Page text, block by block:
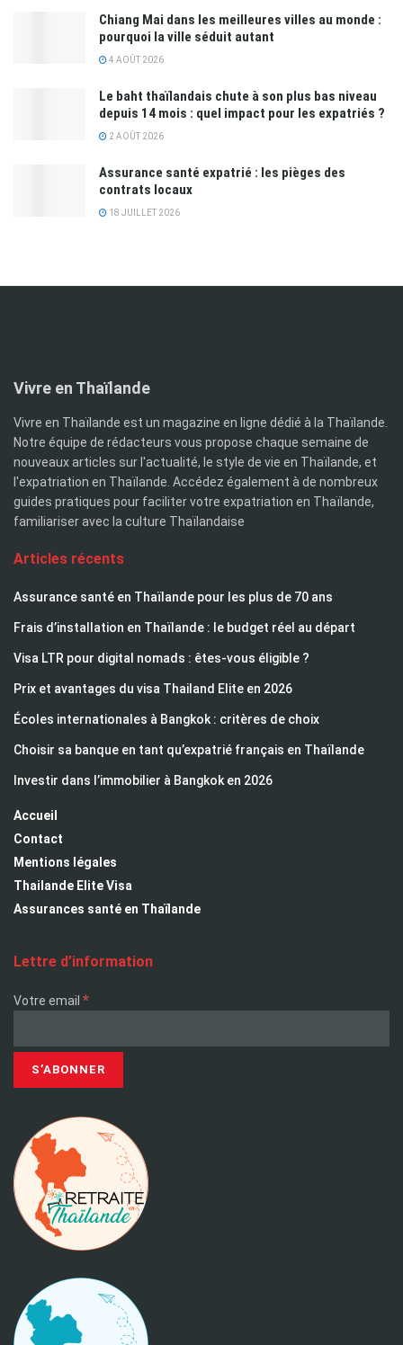
Chiang Mai dans les meilleures villes au monde :
pourquoi la ville séduit autant
4 AOÛT 2026
Le baht thaïlandais chute à son plus bas niveau
depuis 14 mois : quel impact pour les expatriés ?
2 AOÛT 2026
Assurance santé expatrié : les pièges des
contrats locaux
18 JUILLET 2026
Vivre en Thaïlande
Vivre en Thaïlande est un magazine en ligne dédié à la Thaïlande.
Notre équipe de rédacteurs vous propose chaque semaine de
nouveaux articles sur l'actualité, le style de vie en Thaïlande, et
l'expatriation en Thaïlande. Accédez également à de nombreux
guides pratiques pour faciliter votre expatriation en Thaïlande,
familiariser avec la culture Thaïlandaise
Articles récents
Assurance santé en Thaïlande pour les plus de 70 ans
Frais d’installation en Thaïlande : le budget réel au départ
Visa LTR pour digital nomads : êtes-vous éligible ?
Prix et avantages du visa Thailand Elite en 2026
Écoles internationales à Bangkok : critères de choix
Choisir sa banque en tant qu’expatrié français en Thaïlande
Investir dans l’immobilier à Bangkok en 2026
Accueil
Contact
Mentions légales
Thailande Elite Visa
Assurances santé en Thaïlande
Lettre d’information
Votre email *